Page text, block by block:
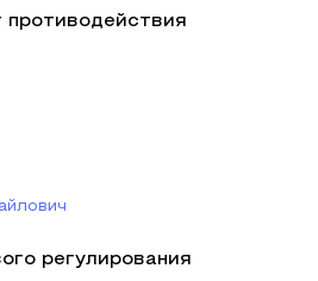
регулирования